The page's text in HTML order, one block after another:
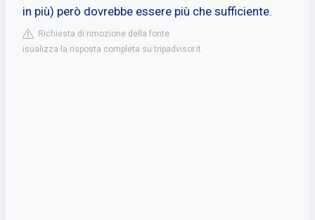
in più) però dovrebbe essere più che sufficiente.
Richiesta di rimozione della fonte
isualizza la risposta completa su tripadvisor.it